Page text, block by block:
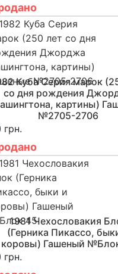
Куба Серия марок
со дня рождения
картины)
№2705-2706
грн.
1981 Чехословакия
(Герника Пикассо,
коровы) Гашеный
грн.